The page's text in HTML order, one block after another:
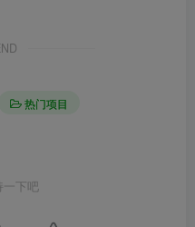
热门项目
一下吧